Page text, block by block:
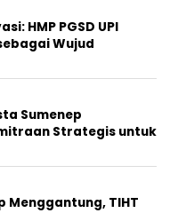
HMP PGSD UPI
Wujud
Sumenep
Strategis untuk
Menggantung, TIHT